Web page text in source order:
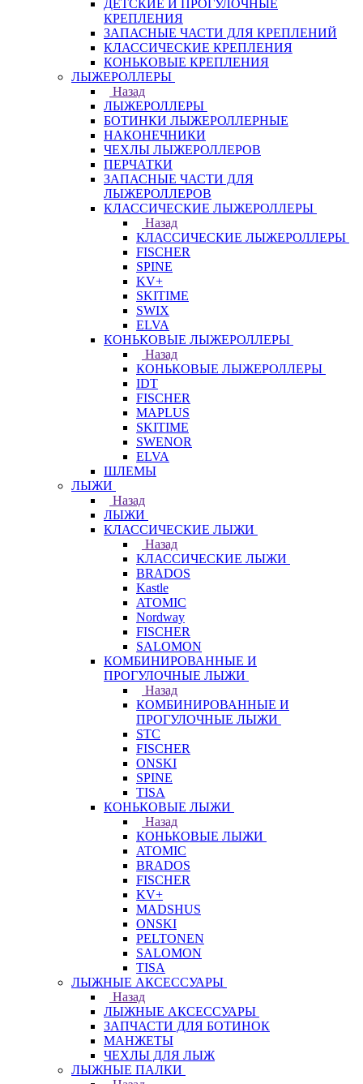
ДЕТСКИЕ И ПРОГУЛОЧНЫЕ
КРЕПЛЕНИЯ
ЗАПАСНЫЕ ЧАСТИ ДЛЯ КРЕПЛЕНИЙ
КЛАССИЧЕСКИЕ КРЕПЛЕНИЯ
КОНЬКОВЫЕ КРЕПЛЕНИЯ
ЛЫЖЕРОЛЛЕРЫ
Назад
ЛЫЖЕРОЛЛЕРЫ
БОТИНКИ ЛЫЖЕРОЛЛЕРНЫЕ
НАКОНЕЧНИКИ
ЧЕХЛЫ ЛЫЖЕРОЛЛЕРОВ
ПЕРЧАТКИ
ЗАПАСНЫЕ ЧАСТИ ДЛЯ
ЛЫЖЕРОЛЛЕРОВ
КЛАССИЧЕСКИЕ ЛЫЖЕРОЛЛЕРЫ
Назад
КЛАССИЧЕСКИЕ ЛЫЖЕРОЛЛЕРЫ
FISCHER
SPINE
KV+
SKITIME
SWIX
ELVA
КОНЬКОВЫЕ ЛЫЖЕРОЛЛЕРЫ
Назад
КОНЬКОВЫЕ ЛЫЖЕРОЛЛЕРЫ
IDT
FISCHER
MAPLUS
SKITIME
SWENOR
ELVA
ШЛЕМЫ
ЛЫЖИ
Назад
ЛЫЖИ
КЛАССИЧЕСКИЕ ЛЫЖИ
Назад
КЛАССИЧЕСКИЕ ЛЫЖИ
BRADOS
Kastle
ATOMIC
Nordway
FISCHER
SALOMON
КОМБИНИРОВАННЫЕ И
ПРОГУЛОЧНЫЕ ЛЫЖИ
Назад
КОМБИНИРОВАННЫЕ И
ПРОГУЛОЧНЫЕ ЛЫЖИ
STC
FISCHER
ONSKI
SPINE
TISA
КОНЬКОВЫЕ ЛЫЖИ
Назад
КОНЬКОВЫЕ ЛЫЖИ
ATOMIC
BRADOS
FISCHER
KV+
MADSHUS
ONSKI
PELTONEN
SALOMON
TISA
ЛЫЖНЫЕ АКСЕССУАРЫ
Назад
ЛЫЖНЫЕ АКСЕССУАРЫ
ЗАПЧАСТИ ДЛЯ БОТИНОК
МАНЖЕТЫ
ЧЕХЛЫ ДЛЯ ЛЫЖ
ЛЫЖНЫЕ ПАЛКИ